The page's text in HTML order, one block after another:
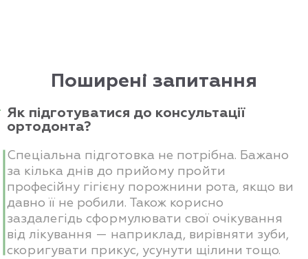
Поширені запитання
Як підготуватися до консультації
ортодонта?
Спеціальна підготовка не потрібна. Бажано
за кілька днів до прийому пройти
професійну гігієну порожнини рота, якщо ви
давно її не робили. Також корисно
заздалегідь сформулювати свої очікування
від лікування — наприклад, вирівняти зуби,
скоригувати прикус, усунути щілини тощо.